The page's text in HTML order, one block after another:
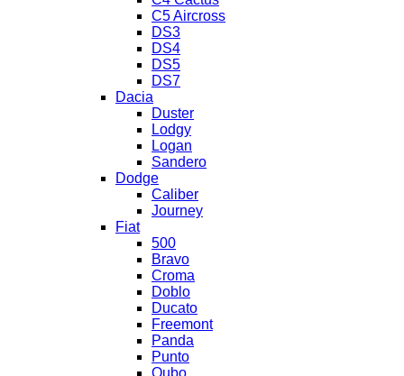
C5 Aircross
DS3
DS4
DS5
DS7
Dacia
Duster
Lodgy
Logan
Sandero
Dodge
Caliber
Journey
Fiat
500
Bravo
Croma
Doblo
Ducato
Freemont
Panda
Punto
Qubo